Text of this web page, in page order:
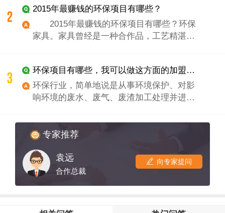
2015年最赚钱的环保项目有哪些？
2015年最赚钱的环保项目有哪些？环保
家具。家具曾经是一种合作品，工艺精湛的
几年之后就被丢到垃圾堆里。环保设计师利
用可持续发展的再生材料来制作家具——那
些曾经被当作垃圾丢弃的材料。位于美国弗
生填充物和厚弯曲木材做原料——所用木料
只有实木家具的15%.如果你有艺术天赋，环
用素材：回收的玻璃可以变成时髦的桌面，
旧塑料可以变成新椅子。
环保项目有哪些，我可以做这方面的加盟吗？
环保行业，简单地说是从事环境保护、对影
响环境的废水、废气、废渣加工处理并进行
业、环境保护仪器仪表制造业、环境检测行
业、环境卫生业、污水处理及污水处理设备
用、可再生能源发电、水处理试剂、市政卫
生设备、环卫、环境保护局、环境保护协会
专家推荐
袁远
合作总裁
向专家提问